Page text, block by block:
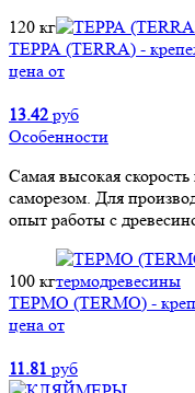
120 кг
ТЕРРА (TERRA) -
цена от
13.42 руб
Особенности
Самая высокая
саморезом. Для
опыт работы с
100 кг
ТЕРМО (TERMO) -
цена от
11.81 руб